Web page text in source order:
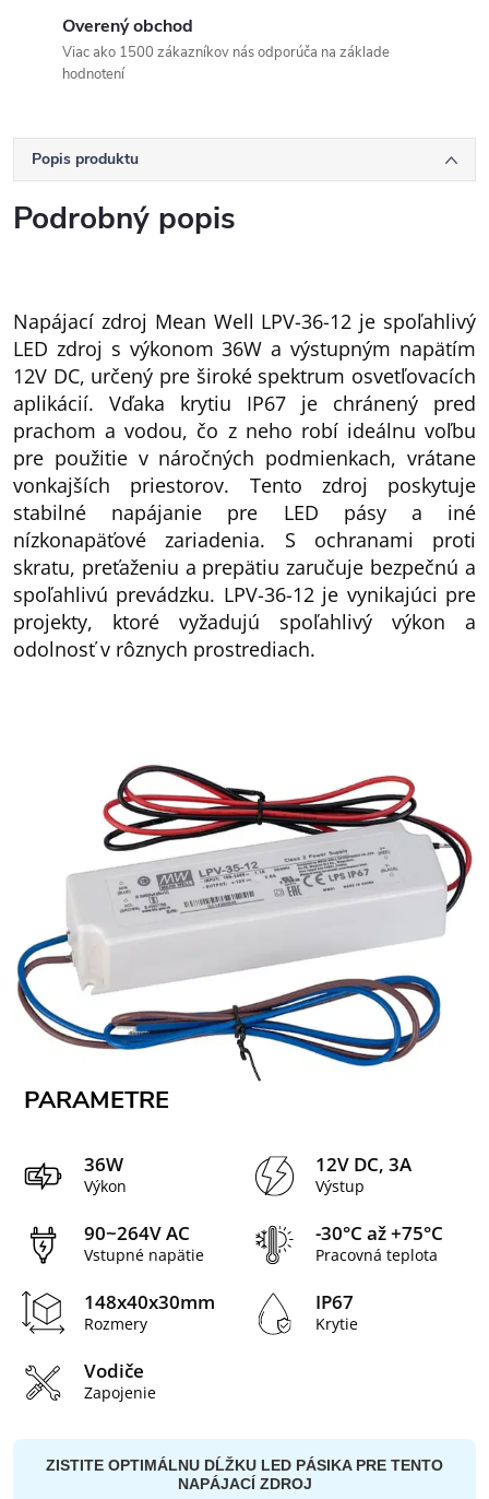
Overený obchod
Viac ako 1500 zákazníkov nás odporúča na základe
hodnotení
Popis produktu
Podrobný popis
Napájací zdroj Mean Well LPV-36-12 je spoľahlivý
LED zdroj s výkonom 36W a výstupným napätím
12V DC, určený pre široké spektrum osvetľovacích
aplikácií. Vďaka krytiu IP67 je chránený pred
prachom a vodou, čo z neho robí ideálnu voľbu
pre použitie v náročných podmienkach, vrátane
vonkajších priestorov. Tento zdroj poskytuje
stabilné napájanie pre LED pásy a iné
nízkonapäťové zariadenia. S ochranami proti
skratu, preťaženiu a prepätiu zaručuje bezpečnú a
spoľahlivú prevádzku. LPV-36-12 je vynikajúci pre
projekty, ktoré vyžadujú spoľahlivý výkon a
odolnosť v rôznych prostrediach.
PARAMETRE
36W
Výkon
12V DC, 3A
Výstup
90~264V AC
Vstupné napätie
-30°C až +75°C
Pracovná teplota
148x40x30mm
Rozmery
IP67
Krytie
Vodiče
Zapojenie
ZISTITE OPTIMÁLNU DĹŽKU LED PÁSIKA PRE TENTO
NAPÁJACÍ ZDROJ